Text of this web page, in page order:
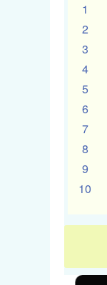
1
2
3
4
5
6
7
8
9
10